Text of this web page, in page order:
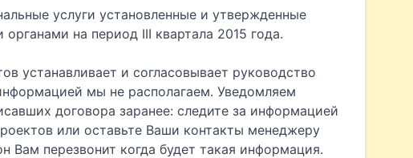
услуги установленные и утвержденные
органами на период III квартала 2015 года.
устанавливает и согласовывает руководство
мы не располагаем. Уведомляем
договора заранее: следите за информацией
или оставьте Ваши контакты менеджеру
Вам перезвонит когда будет такая информация.